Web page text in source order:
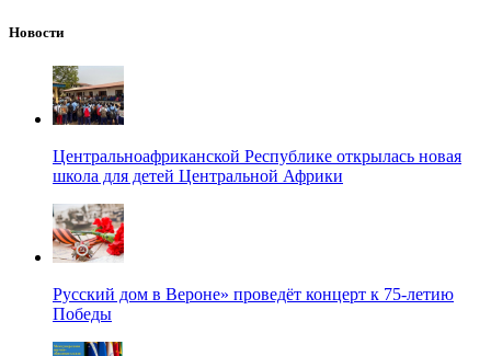
Новости
Центральноафриканской Республике открылась новая
школа для детей Центральной Африки
Русский дом в Вероне» проведёт концерт к 75-летию
Победы